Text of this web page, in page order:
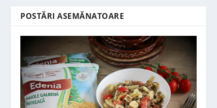
POSTĂRI ASEMĂNATOARE